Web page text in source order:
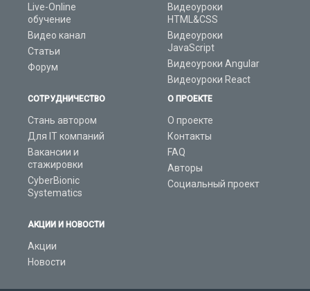
Live-Online
обучение
Видео канал
Статьи
Форум
Видеоуроки
HTML&CSS
Видеоуроки
JavaScript
Видеоуроки Angular
Видеоуроки React
СОТРУДНИЧЕСТВО
Стань автором
Для IT компаний
Вакансии и
стажировки
CyberBionic
Systematics
АКЦИИ И НОВОСТИ
Акции
Новости
О ПРОЕКТЕ
О проекте
Контакты
FAQ
Авторы
Социальный проект